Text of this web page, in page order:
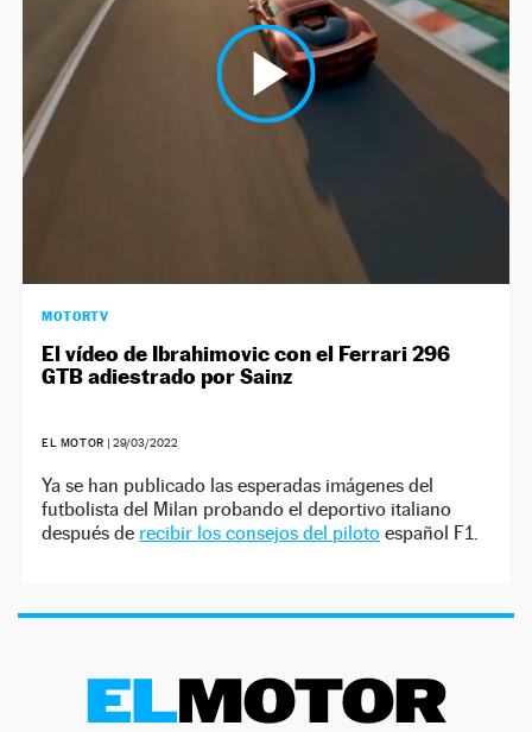
MOTORTV
El vídeo de Ibrahimovic con el Ferrari 296
GTB adiestrado por Sainz
EL MOTOR | 29/03/2022
Ya se han publicado las esperadas imágenes del
futbolista del Milan probando el deportivo italiano
después de recibir los consejos del piloto español F1.